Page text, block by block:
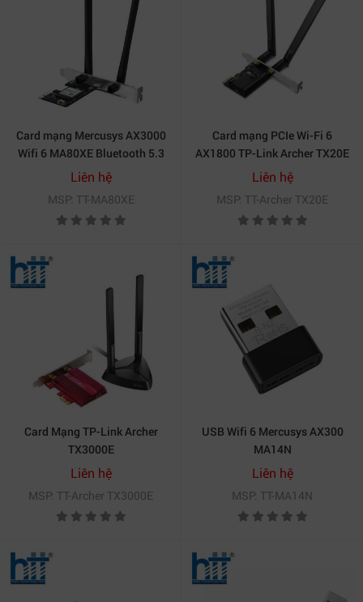
Card mạng Mercusys AX3000
Wifi 6 MA80XE Bluetooth 5.3
Liên hệ
MSP: TT-MA80XE
Card mạng PCIe Wi-Fi 6
AX1800 TP-Link Archer TX20E
Liên hệ
MSP: TT-Archer TX20E
Card Mạng TP-Link Archer
TX3000E
Liên hệ
MSP: TT-Archer TX3000E
USB Wifi 6 Mercusys AX300
MA14N
Liên hệ
MSP: TT-MA14N